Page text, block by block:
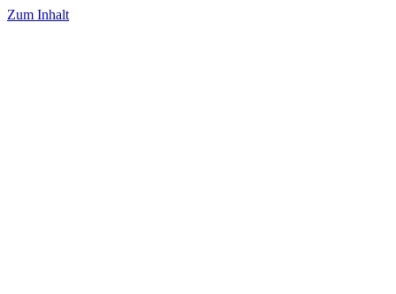
Zum Inhalt